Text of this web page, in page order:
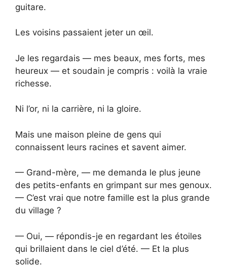
guitare.
Les voisins passaient jeter un œil.
Je les regardais — mes beaux, mes forts, mes
heureux — et soudain je compris : voilà la vraie
richesse.
Ni l’or, ni la carrière, ni la gloire.
Mais une maison pleine de gens qui
connaissent leurs racines et savent aimer.
— Grand-mère, — me demanda le plus jeune
des petits-enfants en grimpant sur mes genoux.
— C’est vrai que notre famille est la plus grande
du village ?
— Oui, — répondis-je en regardant les étoiles
qui brillaient dans le ciel d’été. — Et la plus
solide.